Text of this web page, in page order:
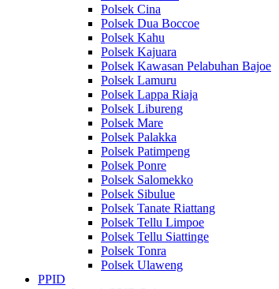
Polsek Cina
Polsek Dua Boccoe
Polsek Kahu
Polsek Kajuara
Polsek Kawasan Pelabuhan Bajoe
Polsek Lamuru
Polsek Lappa Riaja
Polsek Libureng
Polsek Mare
Polsek Palakka
Polsek Patimpeng
Polsek Ponre
Polsek Salomekko
Polsek Sibulue
Polsek Tanate Riattang
Polsek Tellu Limpoe
Polsek Tellu Siattinge
Polsek Tonra
Polsek Ulaweng
PPID